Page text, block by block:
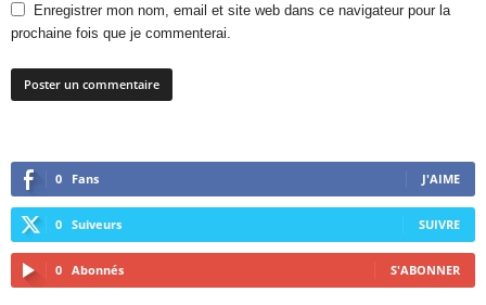
Enregistrer mon nom, email et site web dans ce navigateur pour la
prochaine fois que je commenterai.
0 Fans J'AIME
0 Suiveurs SUIVRE
0 Abonnés S'ABONNER